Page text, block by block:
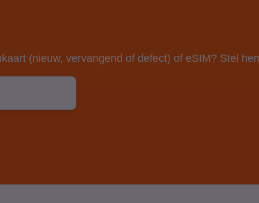
(nieuw, vervangend of defect) of eSIM? Stel